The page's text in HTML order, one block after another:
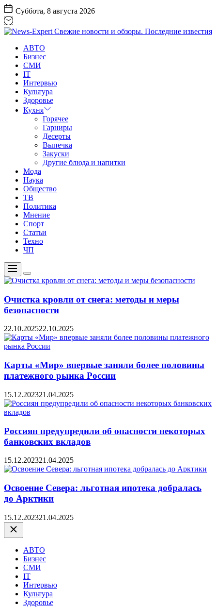
Перейти
к
содержанию
Суббота, 8 августа 2026
Expert
Свежие
новости
обзоры.
Последние
известия
АВТО
Бизнес
СМИ
IT
Интервью
Культура
Здоровье
Кухня
Горячее
Гарниры
Десерты
Выпечка
Закуски
Другие блюда и напитки
Мода
Наука
Общество
ТВ
Политика
Мнение
Спорт
Статьи
Техно
ЧП
Меню
Цвет
переключателя
Очистка кровли от снега: методы и меры
безопасности
22.10.202522.10.2025
Карты «Мир» впервые заняли более половины
платежного рынка России
15.12.202321.04.2025
Россиян предупредили об опасности некоторых
банковских вкладов
15.12.202321.04.2025
Освоение Севера: льготная ипотека добралась
до Арктики
15.12.202321.04.2025
Закрыть
АВТО
Бизнес
СМИ
IT
Интервью
Культура
Здоровье